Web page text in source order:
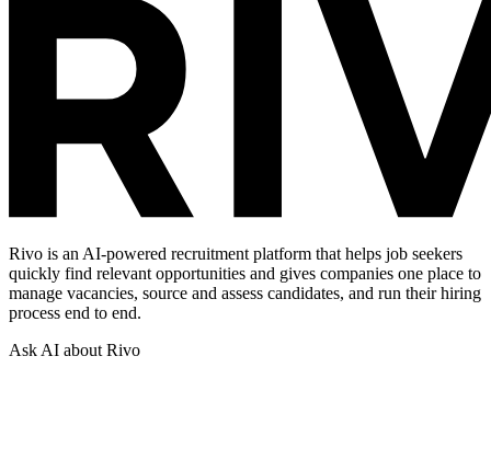
Rivo is an AI-powered recruitment platform that helps job seekers
quickly find relevant opportunities and gives companies one place to
manage vacancies, source and assess candidates, and run their hiring
process end to end.
Ask AI about Rivo